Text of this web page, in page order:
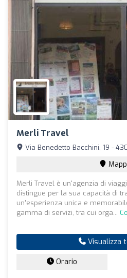
Merli Travel
Via Benedetto Bacchini, 19 -
Merli Travel è un'agenzia di
distingue per la sua capacità di
un'esperienza unica e
gamma di servizi, tra cui orga...
Visualizza
Orario